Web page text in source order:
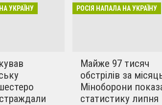
УКРАЇНУ РОСІЯ НАПАЛА НА УКРАЇНУ
Майже 97 тисяч
обстрілів за
Міноборони
статистику липня